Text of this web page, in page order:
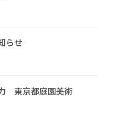
らせ
東京都庭園美術